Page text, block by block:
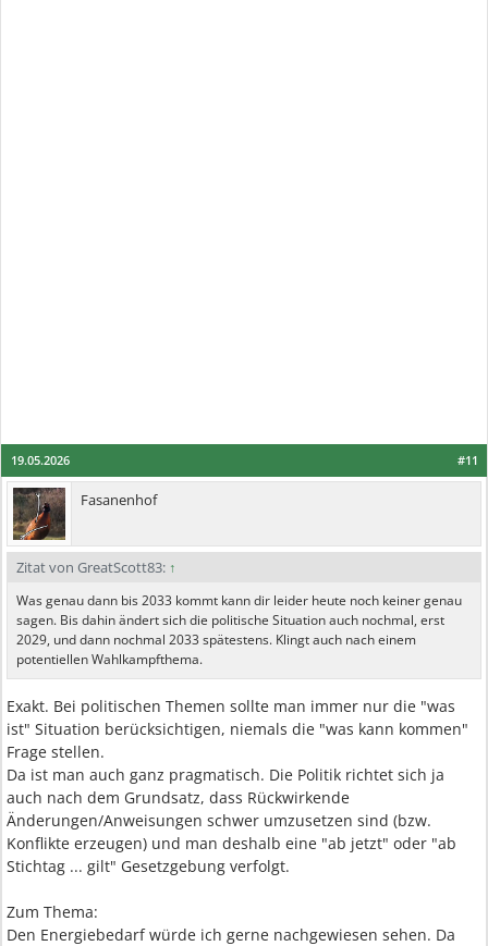
#11
19.05.2026
Fasanenhof
Zitat von GreatScott83: ↑
Was genau dann bis 2033 kommt kann dir leider heute noch keiner genau
sagen. Bis dahin ändert sich die politische Situation auch nochmal, erst
2029, und dann nochmal 2033 spätestens. Klingt auch nach einem
potentiellen Wahlkampfthema.
Exakt. Bei politischen Themen sollte man immer nur die "was
ist" Situation berücksichtigen, niemals die "was kann kommen"
Frage stellen.
Da ist man auch ganz pragmatisch. Die Politik richtet sich ja
auch nach dem Grundsatz, dass Rückwirkende
Änderungen/Anweisungen schwer umzusetzen sind (bzw.
Konflikte erzeugen) und man deshalb eine "ab jetzt" oder "ab
Stichtag ... gilt" Gesetzgebung verfolgt.
Zum Thema:
Den Energiebedarf würde ich gerne nachgewiesen sehen. Da